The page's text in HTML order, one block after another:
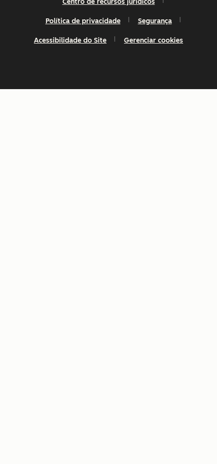
Política de privacidade Segurança
Acessibilidade do Site Gerenciar cookies